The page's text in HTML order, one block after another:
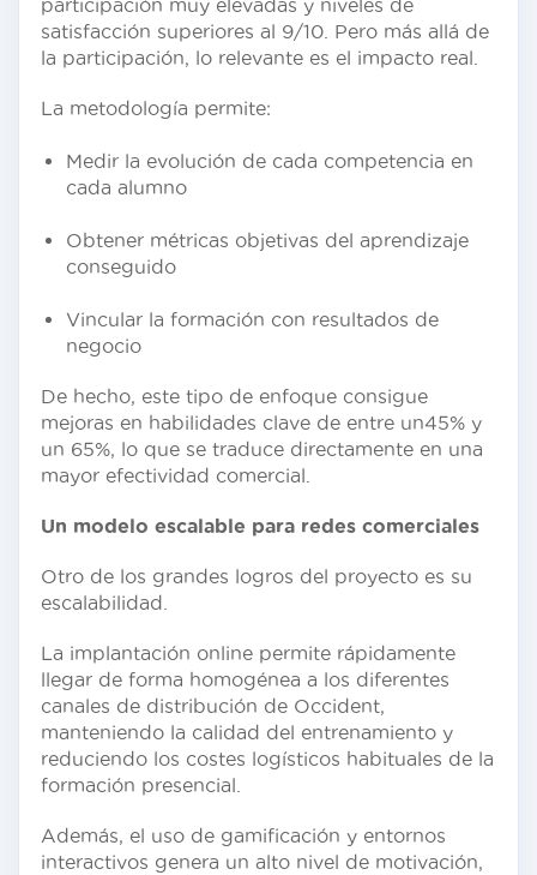
participación muy elevadas y niveles de
satisfacción superiores al 9/10. Pero más allá de
la participación, lo relevante es el impacto real.
La metodología permite:
Medir la evolución de cada competencia en
cada alumno
Obtener métricas objetivas del aprendizaje
conseguido
Vincular la formación con resultados de
negocio
De hecho, este tipo de enfoque consigue
mejoras en habilidades clave de entre un45% y
un 65%, lo que se traduce directamente en una
mayor efectividad comercial.
Un modelo escalable para redes comerciales
Otro de los grandes logros del proyecto es su
escalabilidad.
La implantación online permite rápidamente
llegar de forma homogénea a los diferentes
canales de distribución de Occident,
manteniendo la calidad del entrenamiento y
reduciendo los costes logísticos habituales de la
formación presencial.
Además, el uso de gamificación y entornos
interactivos genera un alto nivel de motivación,